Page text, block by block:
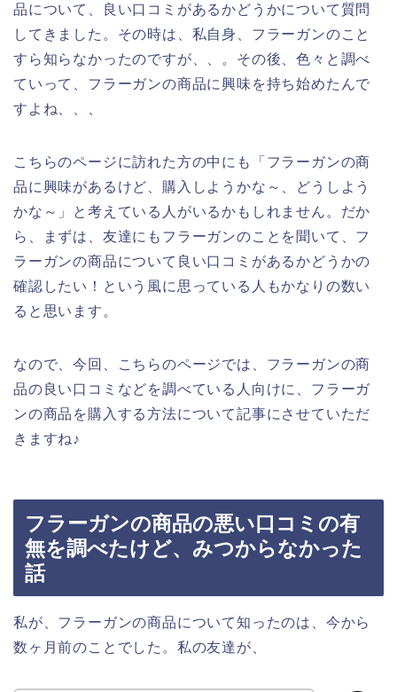
品について、良い口コミがあるかどうかについて質問
してきました。その時は、私自身、フラーガンのこと
すら知らなかったのですが、、。その後、色々と調べ
ていって、フラーガンの商品に興味を持ち始めたんで
すよね、、、
こちらのページに訪れた方の中にも「フラーガンの商
品に興味があるけど、購入しようかな～、どうしよう
かな～」と考えている人がいるかもしれません。だか
ら、まずは、友達にもフラーガンのことを聞いて、フ
ラーガンの商品について良い口コミがあるかどうかの
確認したい！という風に思っている人もかなりの数い
ると思います。
なので、今回、こちらのページでは、フラーガンの商
品の良い口コミなどを調べている人向けに、フラーガ
ンの商品を購入する方法について記事にさせていただ
きますね♪
フラーガンの商品の悪い口コミの有
無を調べたけど、みつからなかった
話
私が、フラーガンの商品について知ったのは、今から
数ヶ月前のことでした。私の友達が、